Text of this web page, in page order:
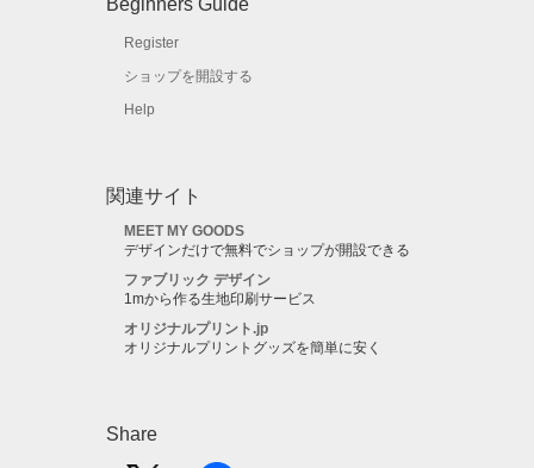
Beginners Guide
Register
ショップを開設する
Help
関連サイト
MEET MY GOODS
デザインだけで無料でショップが開設できる
ファブリック デザイン
1mから作る生地印刷サービス
オリジナルプリント.jp
オリジナルプリントグッズを簡単に安く
Share